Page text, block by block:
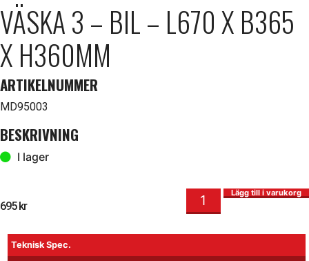
VÄSKA 3 – BIL – L670 X B365
X H360MM
ARTIKELNUMMER
MD95003
BESKRIVNING
I lager
695kr
I lager
Väska 3 - Bil - L670 x B365 x H360mm mängd Lägg till i varukorg
Teknisk Spec.